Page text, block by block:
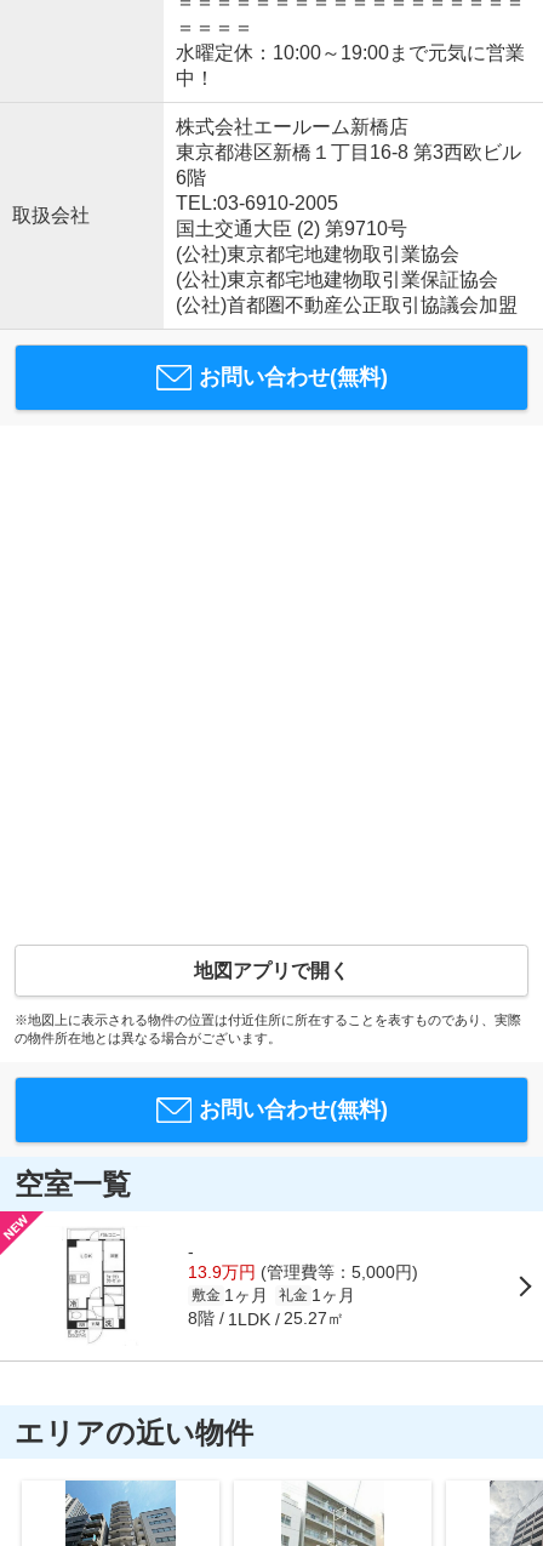
＝＝＝＝
水曜定休：10:00～19:00まで元気に営業
中！
取扱会社
株式会社エールーム新橋店
東京都港区新橋１丁目16-8 第3西欧ビル
6階
TEL:03-6910-2005
国土交通大臣 (2) 第9710号
(公社)東京都宅地建物取引業協会
(公社)東京都宅地建物取引業保証協会
(公社)首都圏不動産公正取引協議会加盟
お問い合わせ(無料)
地図アプリで開く
※地図上に表示される物件の位置は付近住所に所在することを表すものであり、実際
の物件所在地とは異なる場合がございます。
お問い合わせ(無料)
空室一覧
-
13.9万円 (管理費等：5,000円)
敷金 1ヶ月 礼金 1ヶ月
8階 1LDK 25.27㎡
エリアの近い物件